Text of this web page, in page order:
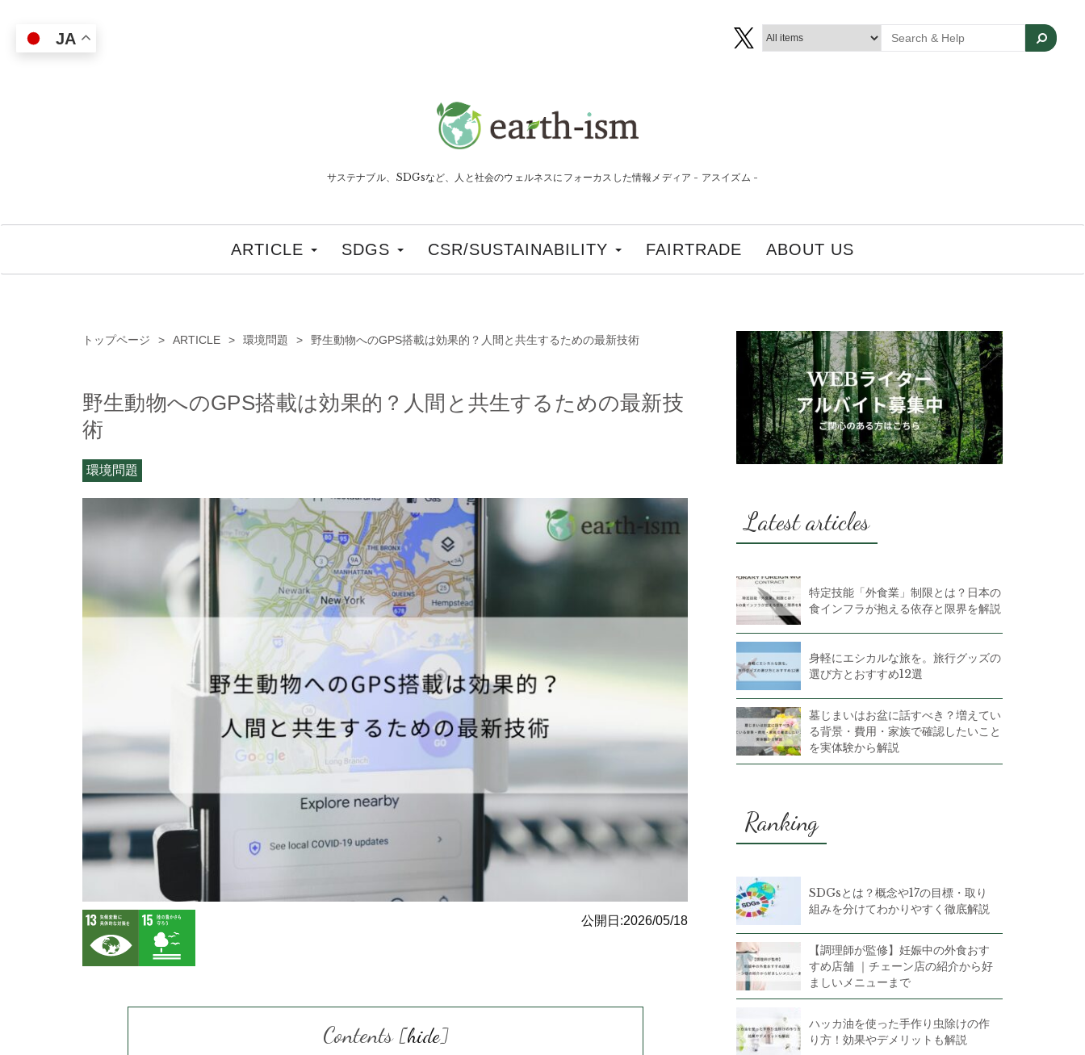
サステナブル、SDGsなど、人と社会のウェルネスにフォーカスした情報メディア - アスイズム -
ARTICLE SDGS CSR/SUSTAINABILITY FAIRTRADE ABOUT US
トップページ ARTICLE 環境問題 野生動物へのGPS搭載は効果的？人間と共生するための最新技術
野生動物へのGPS搭載は効果的？人間と共生するための最新技
術
環境問題
公開日:2026/05/18
Contents [hide]
Latest articles
特定技能「外食業」制限とは？日本の
食インフラが抱える依存と限界を解説
身軽にエシカルな旅を。旅行グッズの
選び方とおすすめ12選
墓じまいはお盆に話すべき？増えてい
る背景・費用・家族で確認したいこと
を実体験から解説
Ranking
SDGsとは？概念や17の目標・取り
組みを分けてわかりやすく徹底解説
【調理師が監修】妊娠中の外食おす
すめ店舗 ｜チェーン店の紹介から好
ましいメニューまで
ハッカ油を使った手作り虫除けの作
り方！効果やデメリットも解説
JA